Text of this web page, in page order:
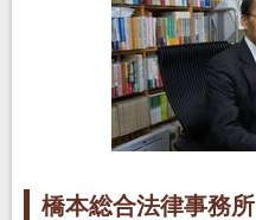
橋本総合法律事務所